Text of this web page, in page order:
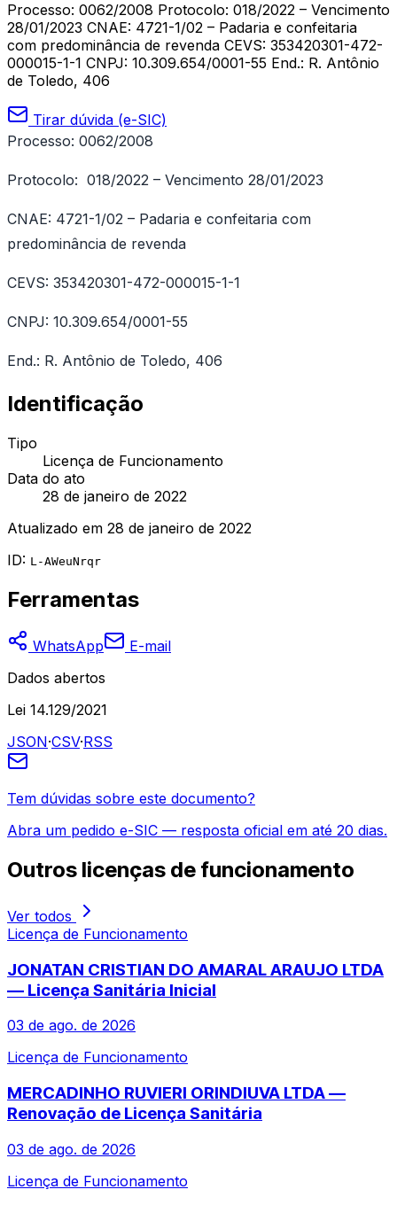
Processo: 0062/2008 Protocolo: 018/2022 – Vencimento
28/01/2023 CNAE: 4721-1/02 – Padaria e confeitaria
com predominância de revenda CEVS: 353420301-472-
000015-1-1 CNPJ: 10.309.654/0001-55 End.: R. Antônio
de Toledo, 406
Tirar dúvida (e-SIC)
Processo: 0062/2008
Protocolo: 018/2022 – Vencimento 28/01/2023
CNAE: 4721-1/02 – Padaria e confeitaria com
predominância de revenda
CEVS: 353420301-472-000015-1-1
CNPJ: 10.309.654/0001-55
End.: R. Antônio de Toledo, 406
Identificação
Tipo
Licença de Funcionamento
Data do ato
28 de janeiro de 2022
Atualizado em 28 de janeiro de 2022
ID: L-AWeuNrqr
Ferramentas
WhatsApp
E-mail
Dados abertos
Lei 14.129/2021
JSON·CSV·RSS
Tem dúvidas sobre este documento?
Abra um pedido e-SIC — resposta oficial em até 20 dias.
Outros licenças de funcionamento
Ver todos
Licença de Funcionamento
JONATAN CRISTIAN DO AMARAL ARAUJO LTDA
— Licença Sanitária Inicial
03 de ago. de 2026
Licença de Funcionamento
MERCADINHO RUVIERI ORINDIUVA LTDA —
Renovação de Licença Sanitária
03 de ago. de 2026
Licença de Funcionamento